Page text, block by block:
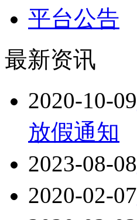
平台公告
最新资讯
2020-10-09
放假通知
2023-08-08
2020-02-07